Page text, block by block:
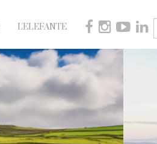
L'ELEFANTE